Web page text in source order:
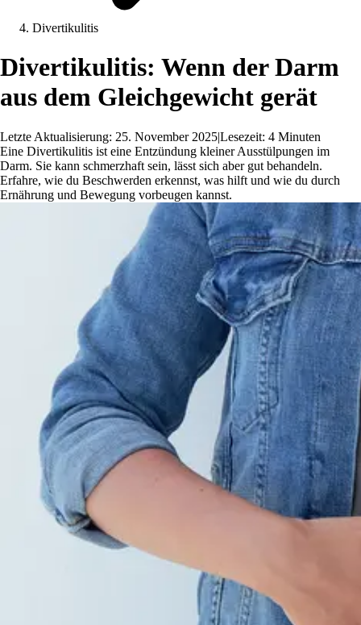
Divertikulitis
Divertikulitis: Wenn der Darm
aus dem Gleichgewicht gerät
Letzte Aktualisierung: 25. November 2025|Lesezeit: 4 Minuten
Eine Divertikulitis ist eine Entzündung kleiner Ausstülpungen im
Darm. Sie kann schmerzhaft sein, lässt sich aber gut behandeln.
Erfahre, wie du Beschwerden erkennst, was hilft und wie du durch
Ernährung und Bewegung vorbeugen kannst.